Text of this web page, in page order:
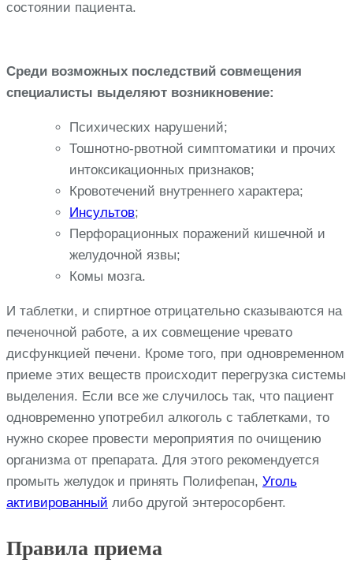
состоянии пациента.
Среди возможных последствий совмещения
специалисты выделяют возникновение:
Психических нарушений;
Тошнотно-рвотной симптоматики и прочих
интоксикационных признаков;
Кровотечений внутреннего характера;
Инсультов;
Перфорационных поражений кишечной и
желудочной язвы;
Комы мозга.
И таблетки, и спиртное отрицательно сказываются на
печеночной работе, а их совмещение чревато
дисфункцией печени. Кроме того, при одновременном
приеме этих веществ происходит перегрузка системы
выделения. Если все же случилось так, что пациент
одновременно употребил алкоголь с таблетками, то
нужно скорее провести мероприятия по очищению
организма от препарата. Для этого рекомендуется
промыть желудок и принять Полифепан, Уголь
активированный либо другой энтеросорбент.
Правила приема